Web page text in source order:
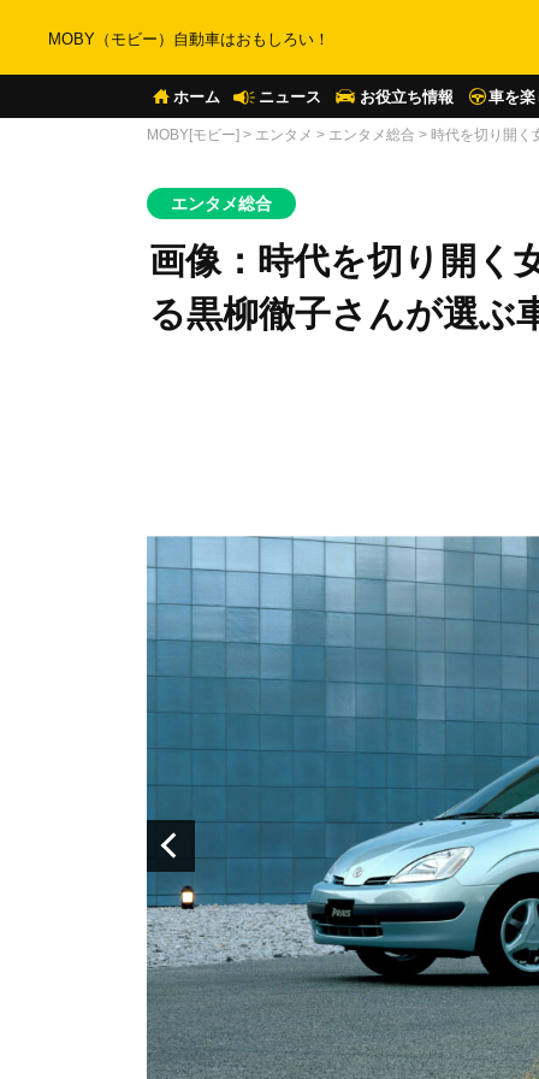
MOBY（モビー）自動車はおもしろい！
ホーム ニュース お役立ち情報 車を楽
MOBY[モビー] > エンタメ > エンタメ総合 > 時代を切り開く
エンタメ総合
画像：時代を切り開く
る黒柳徹子さんが選ぶ